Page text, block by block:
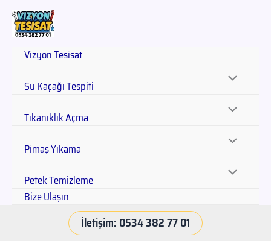
Vizyon Tesisat
Su Kaçağı Tespiti
Tıkanıklık Açma
Pimaş Yıkama
Petek Temizleme
Bize Ulaşın
İletişim: 0534 382 77 01